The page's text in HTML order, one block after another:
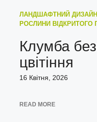
ЛАНДШАФТНИЙ ДИЗАЙН
РОСЛИНИ ВІДКРИТОГО
Клумба
цвітіння
16 Квітня, 2026
READ MORE